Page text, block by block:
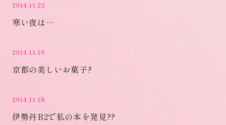
2014.11.22
寒い夜は…
2014.11.19
京都の美しいお菓子?
2014.11.18
伊勢丹B2で私の本を発見??